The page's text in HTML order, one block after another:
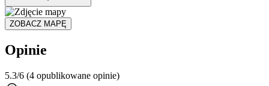
ZOBACZ MAPĘ
Opinie
5.3/6 (4 opublikowane opinie)